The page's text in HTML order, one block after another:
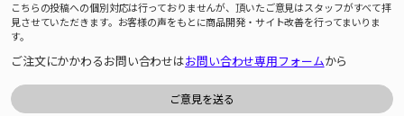
こちらの投稿への個別対応は行っておりませんが、頂いたご意見はスタッフがすべて拝
見させていただきます。お客様の声をもとに商品開発・サイト改善を行ってまいりま
す。
ご注文にかかわるお問い合わせはお問い合わせ専用フォームから